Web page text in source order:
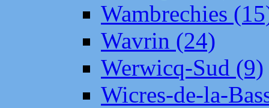
Wambrechies
Wavrin (24)
Werwicq-Sud (9)
Wicres-de-la-